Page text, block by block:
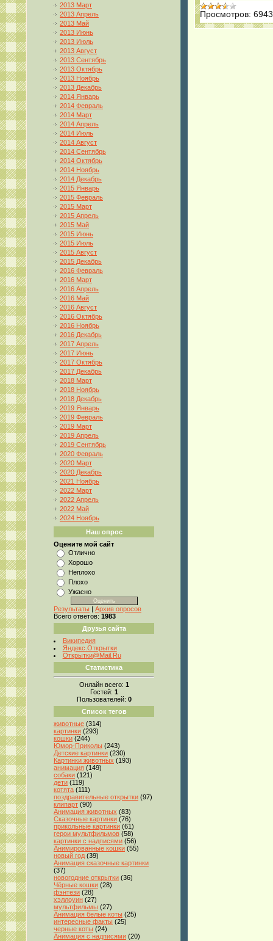
2013 Март
2013 Апрель
2013 Май
2013 Июнь
2013 Июль
2013 Август
2013 Сентябрь
2013 Октябрь
2013 Ноябрь
2013 Декабрь
2014 Январь
2014 Февраль
2014 Март
2014 Апрель
2014 Июль
2014 Август
2014 Сентябрь
2014 Октябрь
2014 Ноябрь
2014 Декабрь
2015 Январь
2015 Февраль
2015 Март
2015 Апрель
2015 Май
2015 Июнь
2015 Июль
2015 Август
2015 Декабрь
2016 Февраль
2016 Март
2016 Апрель
2016 Май
2016 Август
2016 Октябрь
2016 Ноябрь
2016 Декабрь
2017 Апрель
2017 Июнь
2017 Октябрь
2017 Декабрь
2018 Март
2018 Ноябрь
2018 Декабрь
2019 Январь
2019 Февраль
2019 Март
2019 Апрель
2019 Сентябрь
2020 Февраль
2020 Март
2020 Декабрь
2021 Ноябрь
2022 Март
2022 Апрель
2022 Май
2024 Ноябрь
Наш опрос
Оцените мой сайт
Отлично
Хорошо
Неплохо
Плохо
Ужасно
Результаты | Архив опросов
Всего ответов: 1983
Друзья сайта
Википедия
Яндекс.Открытки
Открытки@Mail.Ru
Статистика
Онлайн всего: 1
Гостей: 1
Пользователей: 0
Список тегов
животные (314)
картинки (293)
кошки (244)
Юмор-Приколы (243)
Детские картинки (230)
Картинки животных (193)
анимация (149)
собаки (121)
дети (119)
котята (111)
поздравительные открытки (97)
клипарт (90)
Анимация животных (83)
Сказочные картинки (76)
прикольные картинки (61)
герои мультфильмов (58)
картинки с надписями (56)
Анимированные кошки (55)
новый год (39)
Анимация сказочные картинки
(37)
новогодние открытки (36)
Чёрные кошки (28)
фэнтези (28)
хэллоуин (27)
мультфильмы (27)
Анимация белые коты (25)
интересные факты (25)
черные коты (24)
Анимация с надписями (20)
Просмотров: 6943